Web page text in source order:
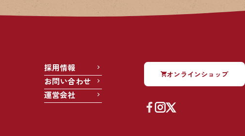
採用情報
お問い合わせ
運営会社
オンラインショップ